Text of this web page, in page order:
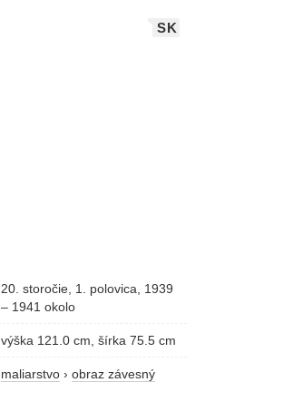
SK
20. storočie, 1. polovica, 1939
– 1941 okolo
výška 121.0 cm, šírka 75.5 cm
maliarstvo › obraz závesný